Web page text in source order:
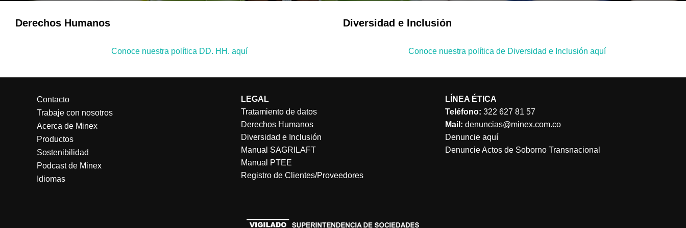
Derechos Humanos
Conoce nuestra política DD. HH. aquí
Diversidad e Inclusión
Conoce nuestra política de Diversidad e Inclusión aquí
Contacto
Trabaje con nosotros
Acerca de Minex
Productos
Sostenibilidad
Podcast de Minex
Idiomas
LEGAL
Tratamiento de datos
Derechos Humanos
Diversidad e Inclusión
Manual SAGRILAFT
Manual PTEE
Registro de Clientes/Proveedores
LÍNEA ÉTICA
Teléfono: 322 627 81 57
Mail: denuncias@minex.com.co
Denuncie aquí
Denuncie Actos de Soborno Transnacional